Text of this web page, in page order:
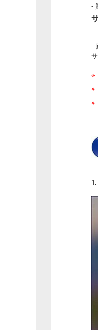
-
-
※
※
※
1.